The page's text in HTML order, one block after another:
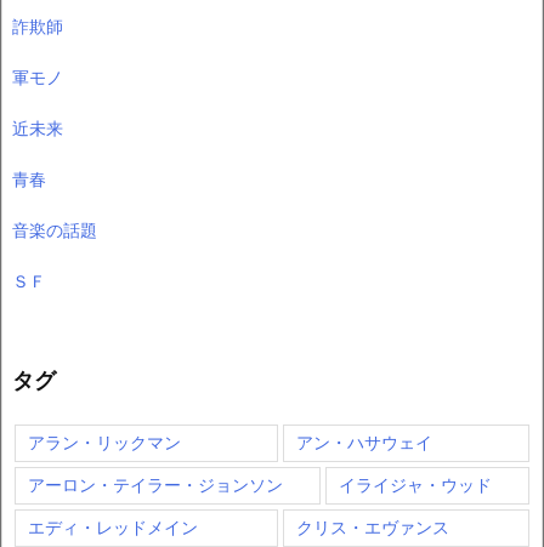
詐欺師
軍モノ
近未来
青春
音楽の話題
ＳＦ
タグ
アラン・リックマン アン・ハサウェイ
アーロン・テイラー・ジョンソン イライジャ・ウッド
エディ・レッドメイン クリス・エヴァンス